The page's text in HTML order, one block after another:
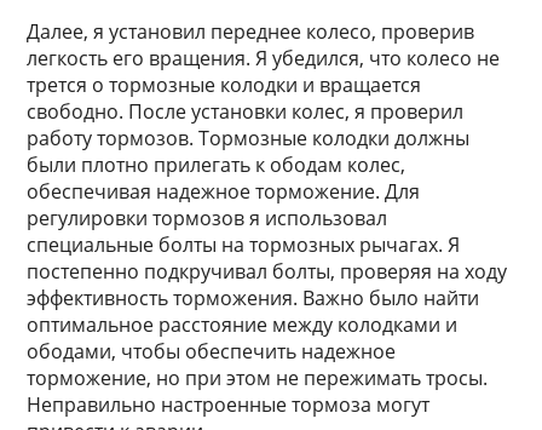
Далее, я установил переднее колесо, проверив
легкость его вращения. Я убедился, что колесо не
трется о тормозные колодки и вращается
свободно. После установки колес, я проверил
работу тормозов. Тормозные колодки должны
были плотно прилегать к ободам колес,
обеспечивая надежное торможение. Для
регулировки тормозов я использовал
специальные болты на тормозных рычагах. Я
постепенно подкручивал болты, проверяя на ходу
эффективность торможения. Важно было найти
оптимальное расстояние между колодками и
ободами, чтобы обеспечить надежное
торможение, но при этом не пережимать тросы.
Неправильно настроенные тормоза могут